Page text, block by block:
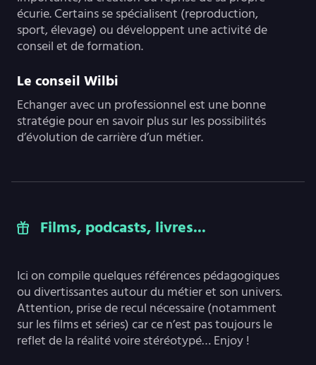
écurie. Certains se spécialisent (reproduction,
sport, élevage) ou développent une activité de
conseil et de formation.
Le conseil Wilbi
Echanger avec un professionnel est une bonne
stratégie pour en savoir plus sur les possibilités
d’évolution de carrière d’un métier.
Films, podcasts, livres...
Ici on compile quelques références pédagogiques
ou divertissantes autour du métier et son univers.
Attention, prise de recul nécessaire (notamment
sur les films et séries) car ce n’est pas toujours le
reflet de la réalité voire stéréotypé… Enjoy !